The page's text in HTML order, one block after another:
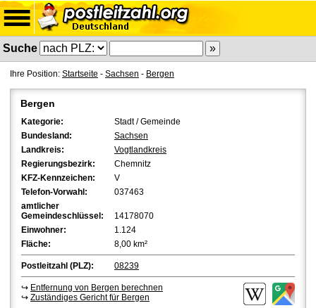
Suche
Ihre Position: Startseite - Sachsen - Bergen
Bergen
Kategorie:
Stadt / Gemeinde
Bundesland:
Sachsen
Landkreis:
Vogtlandkreis
Regierungsbezirk:
Chemnitz
KFZ-Kennzeichen:
V
Telefon-Vorwahl:
037463
amtlicher
Gemeindeschlüssel:
14178070
Einwohner:
1.124
Fläche:
8,00 km²
Postleitzahl (PLZ): 08239
↪ Entfernung von Bergen berechnen
↪ Zuständiges Gericht für Bergen